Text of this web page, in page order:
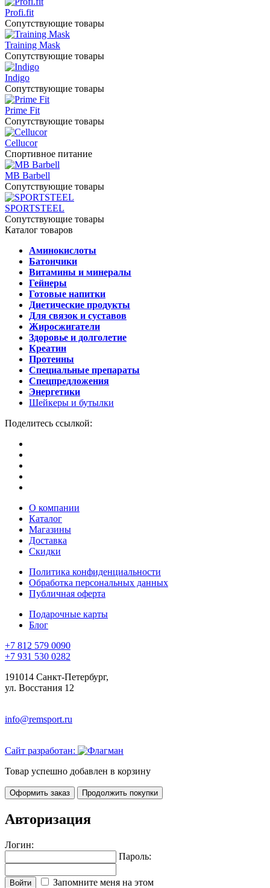
Profi.fit
Сопутствующие товары
Training Mask
Сопутствующие товары
Indigo
Сопутствующие товары
Prime Fit
Сопутствующие товары
Cellucor
Спортивное питание
MB Barbell
Сопутствующие товары
SPORTSTEEL
Сопутствующие товары
Каталог товаров
Аминокислоты
Батончики
Витамины и минералы
Гейнеры
Готовые напитки
Диетические продукты
Для связок и суставов
Жиросжигатели
Здоровье и долголетие
Креатин
Протеины
Специальные препараты
Спецпредложения
Энергетики
Шейкеры и бутылки
Поделитесь ссылкой:
О компании
Каталог
Магазины
Доставка
Скидки
Политика конфиденциальности
Обработка персональных данных
Публичная оферта
Подарочные карты
Блог
+7 812 579 0090
+7 931 530 0282
191014 Санкт-Петербург,
ул. Восстания 12
info@remsport.ru
Сайт разработан:
Товар успешно добавлен в корзину
Оформить заказ Продолжить покупки
Авторизация
Логин:
Пароль:
Войти
Запомните меня на этом